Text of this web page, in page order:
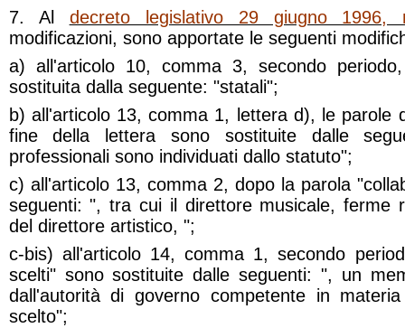
7. Al decreto legislativo 29 giugno 1996,
modificazioni, sono apportate le seguenti
a) all'articolo 10, comma 3, secondo
sostituita dalla seguente: "statali";
b) all'articolo 13, comma 1, lettera d), le parole
fine della lettera sono sostituite dalle
professionali sono individuati dallo statuto";
c) all'articolo 13, comma 2, dopo la parola
seguenti: ", tra cui il direttore musicale, ferme
del direttore artistico, ";
c-bis) all'articolo 14, comma 1, secondo
scelti" sono sostituite dalle seguenti: ", un
dall'autorità di governo competente in
scelto";